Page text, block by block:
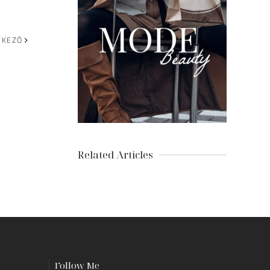
Related Articles
Follow Me